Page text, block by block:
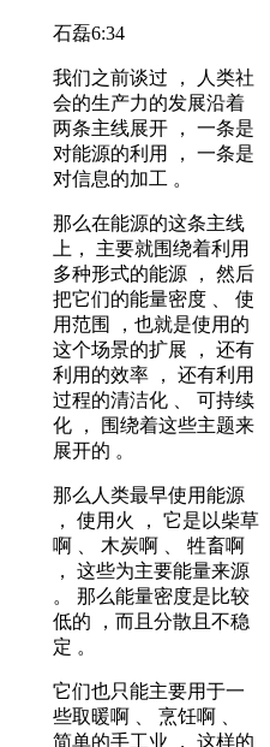
石磊6:34
我们之前谈过 ， 人类社
会的生产力的发展沿着
两条主线展开 ， 一条是
对能源的利用 ， 一条是
对信息的加工 。
那么在能源的这条主线
上， 主要就围绕着利用
多种形式的能源 ， 然后
把它们的能量密度 、 使
用范围 ，也就是使用的
这个场景的扩展 ， 还有
利用的效率 ， 还有利用
过程的清洁化 、 可持续
化 ， 围绕着这些主题来
展开的 。
那么人类最早使用能源
， 使用火 ， 它是以柴草
啊 、 木炭啊 、 牲畜啊
， 这些为主要能量来源
。 那么能量密度是比较
低的 ，而且分散且不稳
定 。
它们也只能主要用于一
些取暖啊 、 烹饪啊 、
简单的手工业 ， 这样的